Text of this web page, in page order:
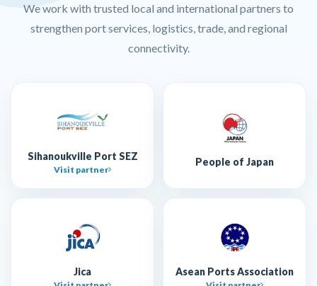
We work with trusted local and international partners to
strengthen port services, logistics, trade, and regional
connectivity.
Sihanoukville Port SEZ
Visit partner
People of Japan
Jica Asean Ports Association